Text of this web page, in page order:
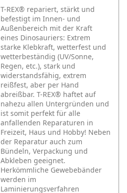
T-REX® repariert, stärkt und
befestigt im Innen- und
Außenbereich mit der Kraft
eines Dinosauriers: Extrem
starke Klebkraft, wetterfest und
wetterbeständig (UV/Sonne,
Regen, etc.), stark und
widerstandsfähig, extrem
reißfest, aber per Hand
abreißbar. T-REX® haftet auf
nahezu allen Untergründen und
ist somit perfekt für alle
anfallenden Reparaturen in
Freizeit, Haus und Hobby! Neben
der Reparatur auch zum
Bündeln, Verpackung und
Abkleben geeignet.
Herkömmliche Gewebebänder
werden im
Laminierungsverfahren